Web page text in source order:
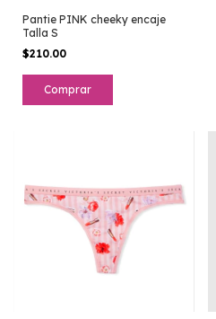
Pantie PINK cheeky encaje
Talla S
$210.00